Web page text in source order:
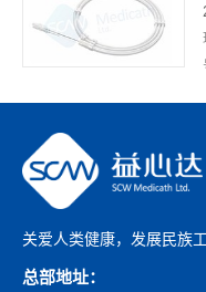
关爱人类健康，发展民族
总部地址：